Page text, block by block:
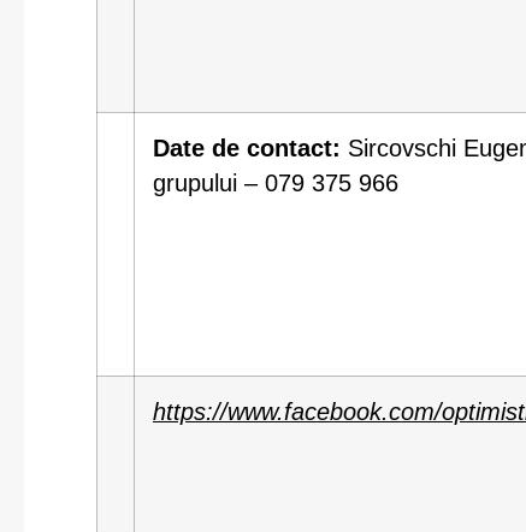
Date de contact: Sircovschi
grupului – 079 375 966
https://www.facebook.com/